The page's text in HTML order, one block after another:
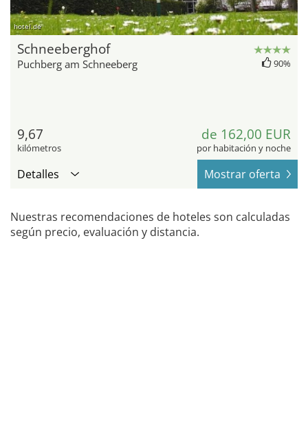
hotel.de
Schneeberghof
Puchberg am Schneeberg 90%
9,67
kilómetros
de 162,00 EUR
por habitación y noche
Detalles Mostrar oferta
Nuestras recomendaciones de hoteles son calculadas
según precio, evaluación y distancia.